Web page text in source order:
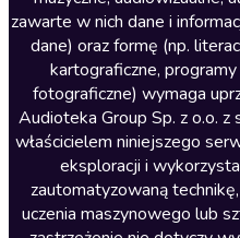
Literatura piękna obca
Literatura piękna polska
Nagrania relaksacyjne
Nauka języków
Nauki humanistyczne
Podcasty i audycje
zawarte w nich dane i
dane) oraz formę (np.
kartograficzne,
fotograficzne) wymaga
Audioteka Group Sp. z o.o.
właścicielem niniejszego
eksploracji i
zautomatyzowaną
uczenia maszynowego lub